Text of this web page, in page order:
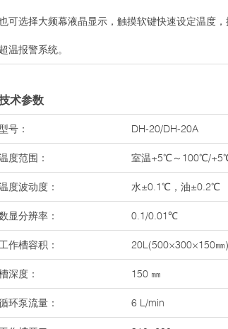
可选择大频幕液晶显示，触摸软键快速设定温度
超温报警系统。
术参数
号： DH-20/DH-20A
度范围： 室温+5℃～100℃/
度波动度： 水±0.1℃，油±0.2℃
显分辨率： 0.1/0.01℃
作槽容积： 20L(500×300×150㎜)
深度： 150 ㎜
环泵流量： 6 L/min